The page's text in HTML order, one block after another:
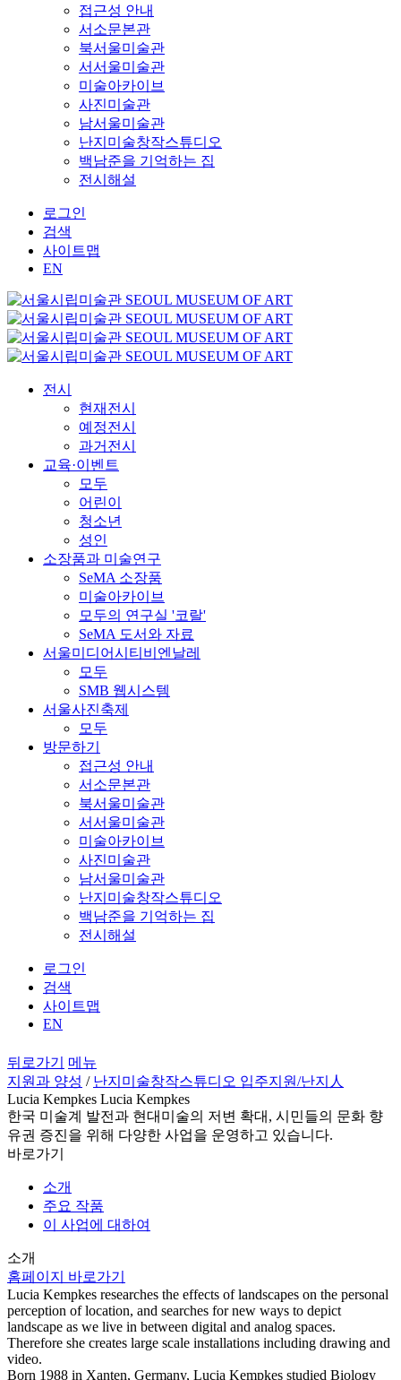
접근성 안내
서소문본관
북서울미술관
서서울미술관
미술아카이브
사진미술관
남서울미술관
난지미술창작스튜디오
백남준을 기억하는 집
전시해설
로그인
검색
사이트맵
EN
전시
현재전시
예정전시
과거전시
교육·이벤트
모두
어린이
청소년
성인
소장품과 미술연구
SeMA 소장품
미술아카이브
모두의 연구실 '코랄'
SeMA 도서와 자료
서울미디어시티비엔날레
모두
SMB 웹시스템
서울사진축제
모두
방문하기
접근성 안내
서소문본관
북서울미술관
서서울미술관
미술아카이브
사진미술관
남서울미술관
난지미술창작스튜디오
백남준을 기억하는 집
전시해설
로그인
검색
사이트맵
EN
뒤로가기
메뉴
지원과 양성 / 난지미술창작스튜디오 입주지원/난지人
Lucia Kempkes Lucia Kempkes
한국 미술계 발전과 현대미술의 저변 확대, 시민들의 문화 향
유권 증진을 위해 다양한 사업을 운영하고 있습니다.
바로가기
소개
주요 작품
이 사업에 대하여
소개
홈페이지 바로가기
Lucia Kempkes researches the effects of landscapes on the personal
perception of location, and searches for new ways to depict
landscape as we live in between digital and analog spaces.
Therefore she creates large scale installations including drawing and
video.
Born 1988 in Xanten, Germany, Lucia Kempkes studied Biology